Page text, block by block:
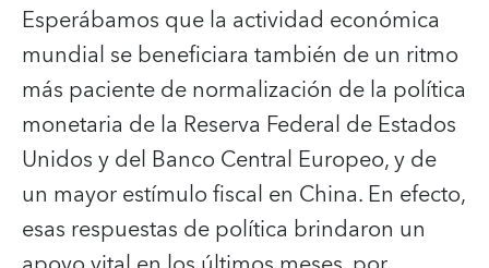
Esperábamos que la actividad económica
mundial se beneficiara también de un ritmo
más paciente de normalización de la política
monetaria de la Reserva Federal de Estados
Unidos y del Banco Central Europeo, y de
un mayor estímulo fiscal en China. En efecto,
esas respuestas de política brindaron un